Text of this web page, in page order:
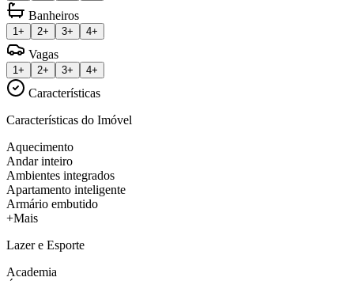
Banheiros
1+ 2+ 3+ 4+
Vagas
1+ 2+ 3+ 4+
Características
Características do Imóvel
Aquecimento
Andar inteiro
Ambientes integrados
Apartamento inteligente
Armário embutido
+Mais
Lazer e Esporte
Academia